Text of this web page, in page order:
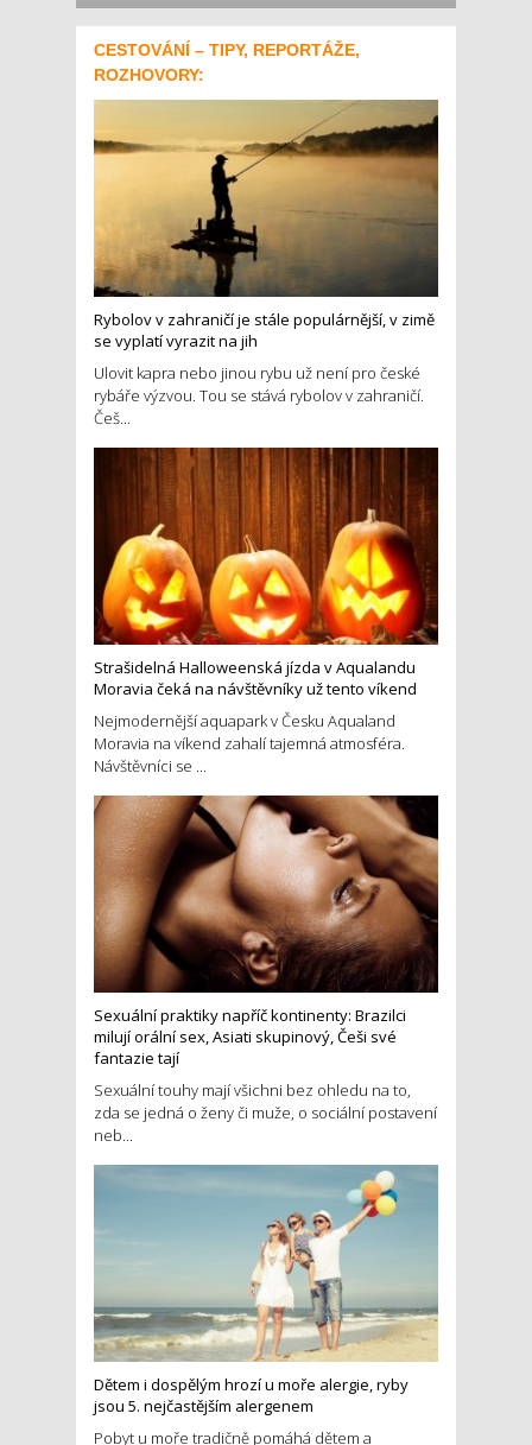
CESTOVÁNÍ – TIPY, REPORTÁŽE,
ROZHOVORY:
Rybolov v zahraničí je stále populárnější, v zimě
se vyplatí vyrazit na jih
Ulovit kapra nebo jinou rybu už není pro české
rybáře výzvou. Tou se stává rybolov v zahraničí.
Češ...
Strašidelná Halloweenská jízda v Aqualandu
Moravia čeká na návštěvníky už tento víkend
Nejmodernější aquapark v Česku Aqualand
Moravia na víkend zahalí tajemná atmosféra.
Návštěvníci se ...
Sexuální praktiky napříč kontinenty: Brazilci
milují orální sex, Asiati skupinový, Češi své
fantazie tají
Sexuální touhy mají všichni bez ohledu na to,
zda se jedná o ženy či muže, o sociální postavení
neb...
Dětem i dospělým hrozí u moře alergie, ryby
jsou 5. nejčastějším alergenem
Pobyt u moře tradičně pomáhá dětem a